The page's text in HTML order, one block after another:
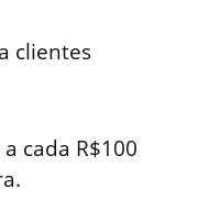
clientes
cada R$100